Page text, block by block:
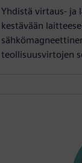
Yhdistä virtaus- ja
kestävään
teollisuusvirtojen